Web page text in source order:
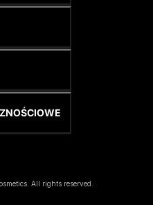
All rights reserved.